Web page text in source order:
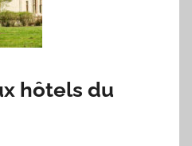
hôtels du